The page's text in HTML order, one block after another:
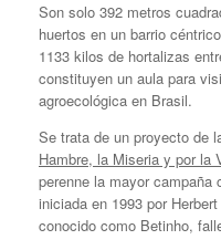
Son solo 392 metros
huertos en un barrio
1133 kilos de hortalizas
constituyen un aula para
agroecológica en Brasil.
Se trata de un proyecto de
Hambre, la Miseria y por la
perenne la mayor campaña
iniciada en 1993 por
conocido como Betinho,